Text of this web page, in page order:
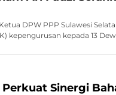
DPW PPP Sulawesi
kepengurusan kepada 13
Perkuat Sinergi